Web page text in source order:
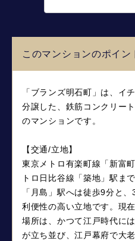
このマンションのポイン
「ブランズ明石町」は、イ
分譲した、鉄筋コンクリー
のマンションです。
【交通/立地】
東京メトロ有楽町線「新富
トロ日比谷線「築地」駅ま
「月島」駅へは徒歩9分と
利便性の高い立地です。現
場所は、かつて江戸時代に
が立ち並び、江戸幕府で大